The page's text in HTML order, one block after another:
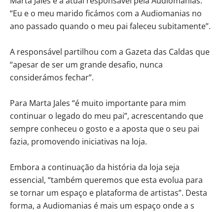
“Eu e o meu marido ficámos com a Audiomanias no
ano passado quando o meu pai faleceu subitamente”.
A responsável partilhou com a Gazeta das Caldas que
“apesar de ser um grande desafio, nunca
considerámos fechar”.
Para Marta Jales “é muito importante para mim
continuar o legado do meu pai”, acrescentando que
sempre conheceu o gosto e a aposta que o seu pai
fazia, promovendo iniciativas na loja.
Embora a continuação da história da loja seja
essencial, “também queremos que esta evolua para
se tornar um espaço e plataforma de artistas”. Desta
forma, a Audiomanias é mais um espaço onde a s